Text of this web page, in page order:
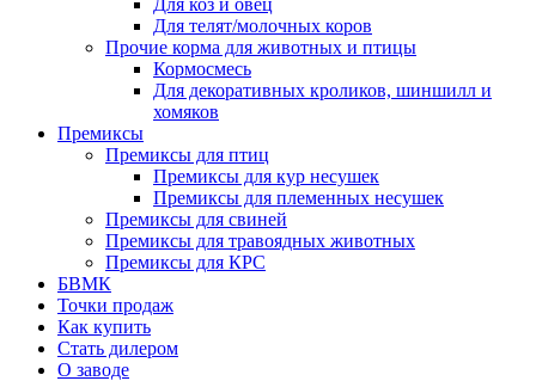
Для коз и овец
Для телят/молочных коров
Прочие корма для животных и птицы
Кормосмесь
Для декоративных кроликов, шиншилл и
хомяков
Премиксы
Премиксы для птиц
Премиксы для кур несушек
Премиксы для племенных несушек
Премиксы для свиней
Премиксы для травоядных животных
Премиксы для КРС
БВМК
Точки продаж
Как купить
Стать дилером
О заводе